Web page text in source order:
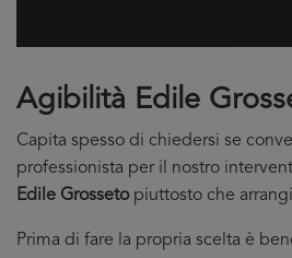
Agibilità Edile
Capita spesso di chiedersi se
professionista per il nostro
Edile Grossetopiuttosto che
Prima di fare la propria scelta è